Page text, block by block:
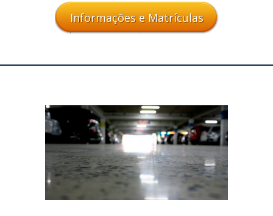
Informações e Matrículas